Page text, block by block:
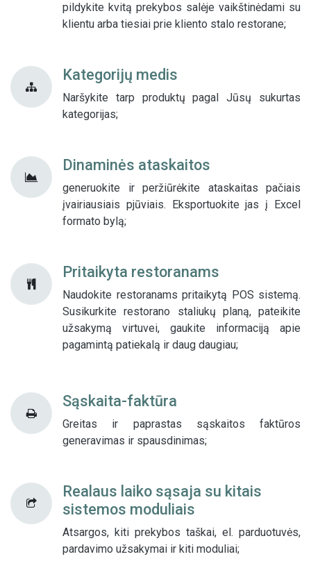
pildykite kvitą prekybos salėje vaikštinėdami su
klientu arba tiesiai prie kliento stalo restorane;
Kategorijų medis
Naršykite tarp produktų pagal Jūsų sukurtas
kategorijas;
Dinaminės ataskaitos
generuokite ir peržiūrėkite ataskaitas pačiais
įvairiausiais pjūviais. Eksportuokite jas į Excel
formato bylą;
Pritaikyta restoranams
Naudokite restoranams pritaikytą POS sistemą.
Susikurkite restorano staliukų planą, pateikite
užsakymą virtuvei, gaukite informaciją apie
pagamintą patiekalą ir daug daugiau;
Sąskaita-faktūra
Greitas ir paprastas sąskaitos faktūros
generavimas ir spausdinimas;
Realaus laiko sąsaja su kitais
sistemos moduliais
Atsargos, kiti prekybos taškai, el. parduotuvės,
pardavimo užsakymai ir kiti moduliai;